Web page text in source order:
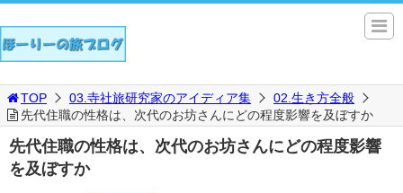
TOP 03.寺社旅研究家のアイディア集
02.生き方全般
先代住職の性格は、次代のお坊さんにどの程度影響を及ぼすか
先代住職の性格は、次代のお坊さんにどの程度影響
を及ぼすか